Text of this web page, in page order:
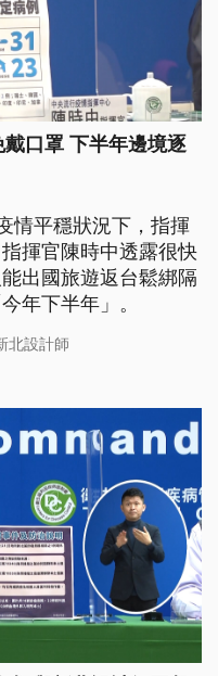
口罩 下半年邊境逐
情平穩狀況下，指揮
揮官陳時中透露很快
出國旅遊返台鬆綁隔
年下半年」。
北設計師